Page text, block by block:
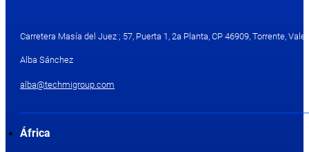
Carretera Masía del Juez ; 57, Puerta 1, 2a Planta, CP 46909, Torrente,
Alba Sánchez
alba@techmigroup.com
África